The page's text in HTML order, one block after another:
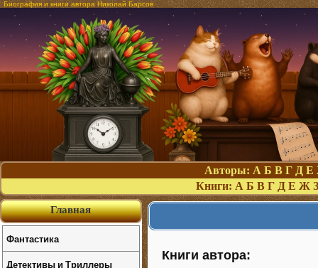
Биография и книги автора Николай Барсов
Авторы: А Б В Г Д Е
Книги: А Б В Г Д Е Ж З
Книги автора:
Главная
Фантастика
Детективы и Триллеры